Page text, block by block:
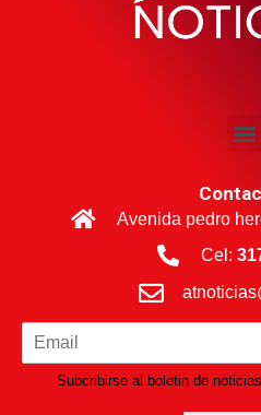
Avenida pedro
Cel:
Subcribirse al boletin de